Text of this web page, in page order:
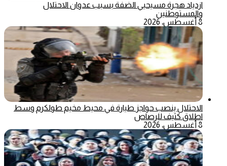
ازدياد هجرة مسيحيي الضفة بسبب عدوان الاحتلال
والمستوطنين
8 أغسطس، 2026
الاحتلال ينصب حواجز طيارة في محيط مخيم طولكرم وسط
اطلاق كثيف للرصاص
8 أغسطس، 2026